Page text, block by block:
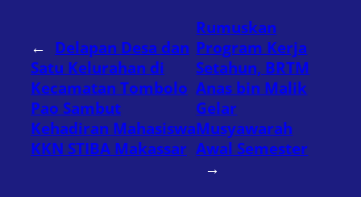
← Delapan Desa dan
Satu Kelurahan di
Kecamatan Tombolo
Pao Sambut
Kehadiran Mahasiswa
KKN STIBA Makassar
Rumuskan
Program Kerja
Setahun, BRTM
Anas bin Malik
Gelar
Musyawarah
Awal Semester
→